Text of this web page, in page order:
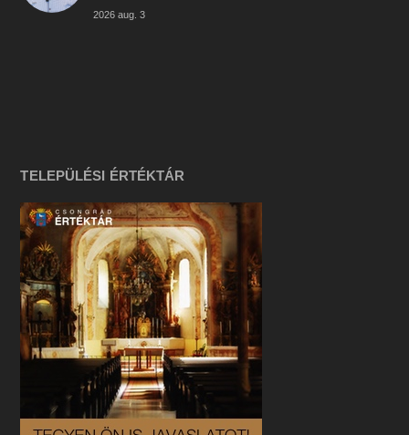
2026 aug. 3
TELEPÜLÉSI ÉRTÉKTÁR